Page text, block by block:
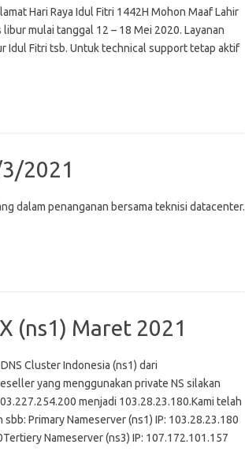
Hari Raya Idul Fitri 1442H Mohon Maaf Lahir
mulai tanggal 12 – 18 Mei 2020. Layanan
Idul Fitri tsb. Untuk technical support tetap aktif
2021
dalam penanganan bersama teknisi datacenter.
(ns1) Maret 2021
Cluster Indonesia (ns1) dari
yang menggunakan private NS silakan
menjadi 103.28.23.180.Kami telah
Primary Nameserver (ns1) IP: 103.28.23.180
Nameserver (ns3) IP: 107.172.101.157